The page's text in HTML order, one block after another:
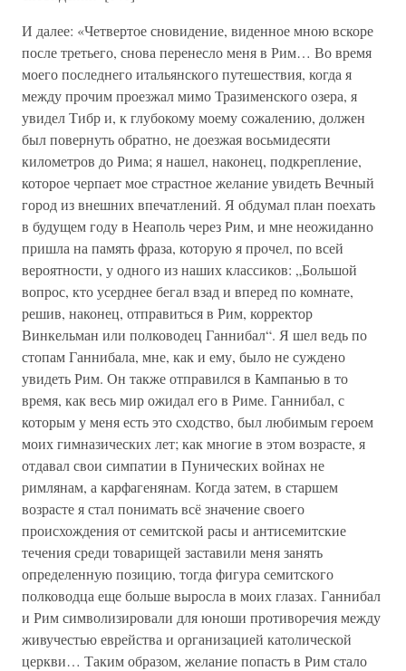
И далее: «Четвертое сновидение, виденное мною вскоре
после третьего, снова перенесло меня в Рим… Во время
моего последнего итальянского путешествия, когда я
между прочим проезжал мимо Тразименского озера, я
увидел Тибр и, к глубокому моему сожалению, должен
был повернуть обратно, не доезжая восьмидесяти
километров до Рима; я нашел, наконец, подкрепление,
которое черпает мое страстное желание увидеть Вечный
город из внешних впечатлений. Я обдумал план поехать
в будущем году в Неаполь через Рим, и мне неожиданно
пришла на память фраза, которую я прочел, по всей
вероятности, у одного из наших классиков: „Большой
вопрос, кто усерднее бегал взад и вперед по комнате,
решив, наконец, отправиться в Рим, корректор
Винкельман или полководец Ганнибал“. Я шел ведь по
стопам Ганнибала, мне, как и ему, было не суждено
увидеть Рим. Он также отправился в Кампанью в то
время, как весь мир ожидал его в Риме. Ганнибал, с
которым у меня есть это сходство, был любимым героем
моих гимназических лет; как многие в этом возрасте, я
отдавал свои симпатии в Пунических войнах не
римлянам, а карфагенянам. Когда затем, в старшем
возрасте я стал понимать всё значение своего
происхождения от семитской расы и антисемитские
течения среди товарищей заставили меня занять
определенную позицию, тогда фигура семитского
полководца еще больше выросла в моих глазах. Ганнибал
и Рим символизировали для юноши противоречия между
живучестью еврейства и организацией католической
церкви… Таким образом, желание попасть в Рим стало